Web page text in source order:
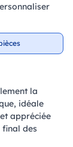
la
idéale
appréciée
des